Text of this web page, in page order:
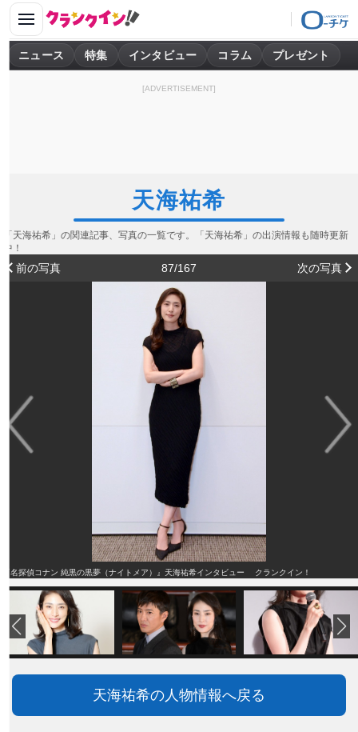
ニュース 特集 インタビュー コラム プレゼント
[ADVERTISEMENT]
天海祐希
「天海祐希」の関連記事、写真の一覧です。「天海祐希」の出演情報も随時更新
中！
前の写真 87/167 次の写真
『名探偵コナン 純黒の黒夢（ナイトメア）』天海祐希インタビュー クランクイン！
天海祐希の人物情報へ戻る